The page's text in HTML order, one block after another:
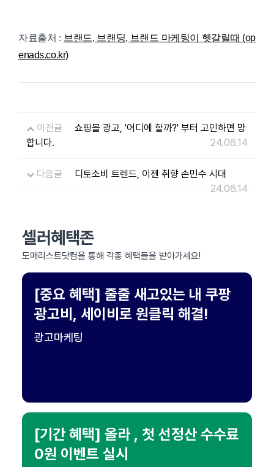
자료출처 : 브랜드, 브랜딩, 브랜드 마케팅이 헷갈릴때 (op
enads.co.kr)
이전글
쇼핑몰 광고, '어디에 할까?' 부터 고민하면 망
합니다.
24.06.14
다음글
디토소비 트렌드, 이젠 취향 손민수 시대
24.06.14
셀러혜택존
도매리스트닷컴을 통해 각종 혜택들을 받아가세요!
[중요 혜택] 줄줄 새고있는 내 쿠팡
광고비, 세이비로 원클릭 해결!
광고마케팅
[기간 혜택] 올라 , 첫 선정산 수수료
0원 이벤트 실시